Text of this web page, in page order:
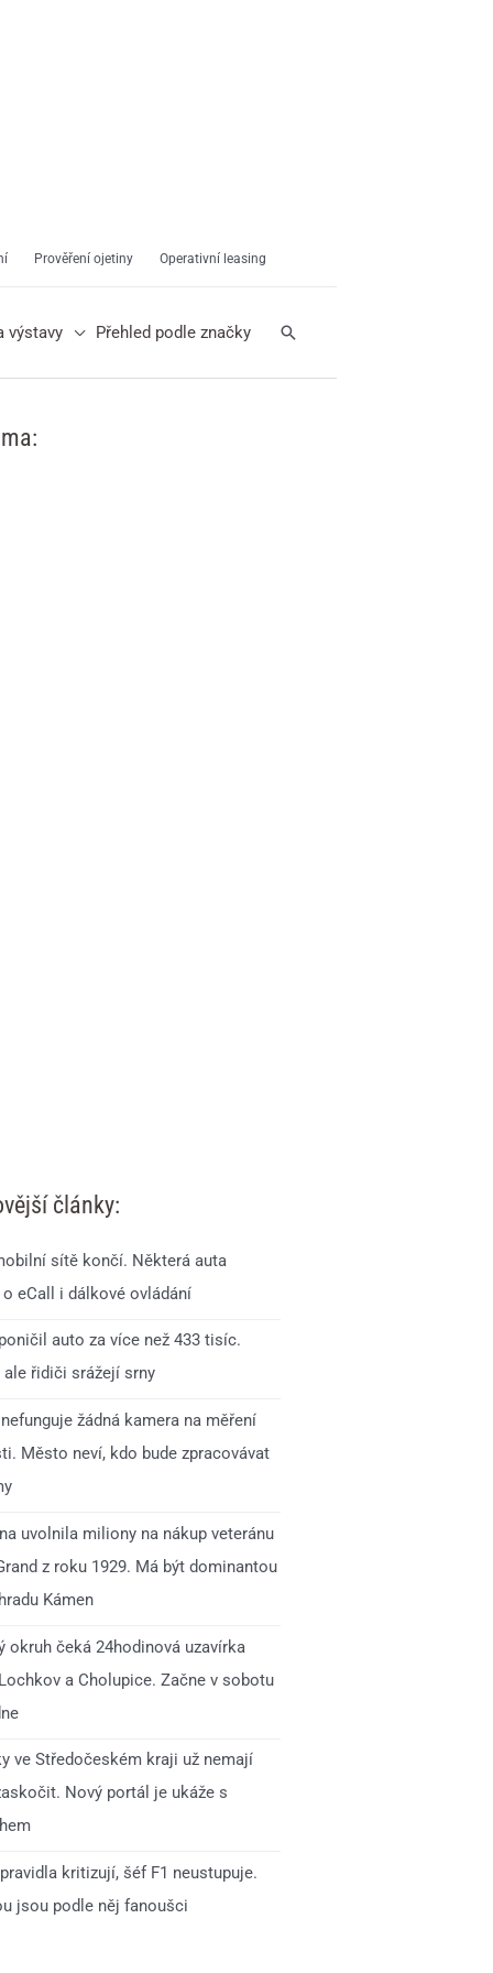
Prověření ojetiny Operativní leasing
výstavy Přehled podle značky Hledat
články:
sítě končí. Některá auta
eCall i dálkové ovládání
auto za více než 433 tisíc.
řidiči srážejí srny
žádná kamera na měření
Město neví, kdo bude zpracovávat
uvolnila miliony na nákup veteránu
z roku 1929. Má být dominantou
Kámen
okruh čeká 24hodinová uzavírka
a Cholupice. Začne v sobotu
ve Středočeském kraji už nemají
Nový portál je ukáže s
kritizují, šéf F1 neustupuje.
jsou podle něj fanoušci